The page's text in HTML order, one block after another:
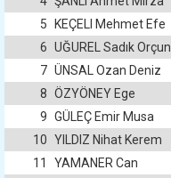
5
KEÇELI Mehmet Efe
6 UĞUREL Sadık Orçun
7 ÜNSAL Ozan Deniz
8 ÖZYÖNEY Ege
9 GÜLEÇ Emir Musa
10 YILDIZ Nihat Kerem
11
YAMANER Can